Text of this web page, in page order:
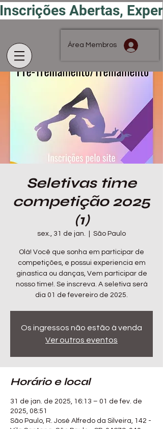
Inscrições Abertas,
Área Membros
Seletivas time
competição 2025
(1)
sex., 31 de jan. São Paulo
Olá! Você que sonha em participar de
competições, e possui experiencia em
ginastica ou danças, Vem participar de
nosso time!. Se inscreva. A seletiva será
dia 01 de fevereiro de 2025.
Os ingressos não estão à venda
Ver outros eventos
Horário e local
31 de jan. de 2025, 16:13 – 01 de fev. de
2025, 08:51
São Paulo, R. José Alfredo da Silveira, 142 -